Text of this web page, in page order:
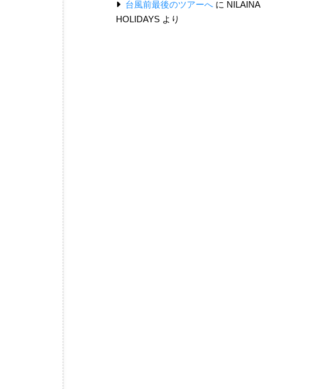
台風前最後のツアーへに NILAINA
HOLIDAYS より